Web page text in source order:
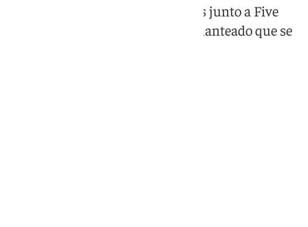
El camero lidera las negociaciones junto a Five
Eleven Capital y el acuerdo está planteado que se